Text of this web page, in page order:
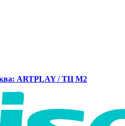
ARTPLAY / ТЦ М2